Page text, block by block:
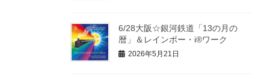
6/28大阪☆銀河鉄道「13の月の
暦」＆レインボー・i®ワーク
2026年5月21日